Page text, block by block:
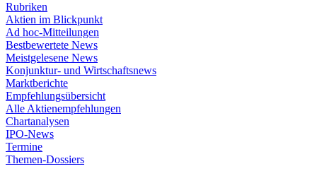
Rubriken
Aktien im Blickpunkt
Ad hoc-Mitteilungen
Bestbewertete News
Meistgelesene News
Konjunktur- und Wirtschaftsnews
Marktberichte
Empfehlungsübersicht
Alle Aktienempfehlungen
Chartanalysen
IPO-News
Termine
Themen-Dossiers